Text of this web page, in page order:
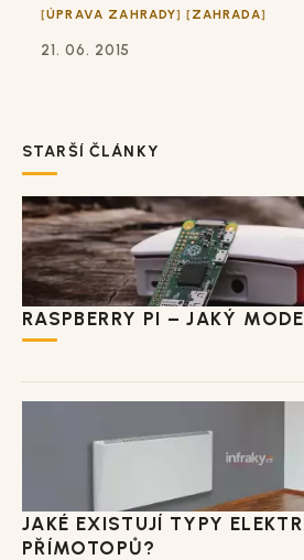
ÚPRAVA ZAHRADY ZAHRADA
21. 06. 2015
STARŠÍ ČLÁNKY
RASPBERRY PI – JAKÝ
JAKÉ EXISTUJÍ TYPY
PŘÍMOTOPŮ?